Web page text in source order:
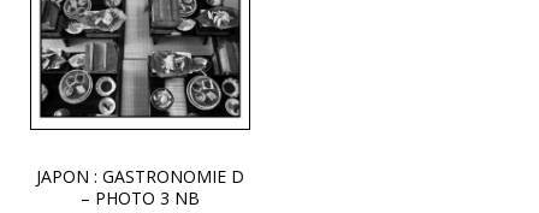
JAPON : GASTRONOMIE D
– PHOTO 3 NB